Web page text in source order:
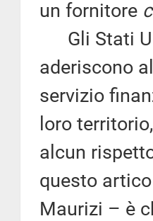
un fornitore
Gli Stati
aderiscono
servizio
loro
alcun
questo
Maurizi – è